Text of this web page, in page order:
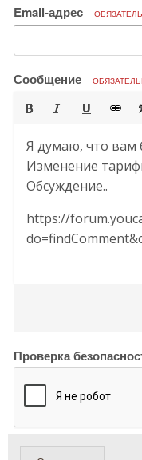
Email-адрес
Сообщение
Я думаю, что вам
Изменение
Обсуждение..
https://
Проверка